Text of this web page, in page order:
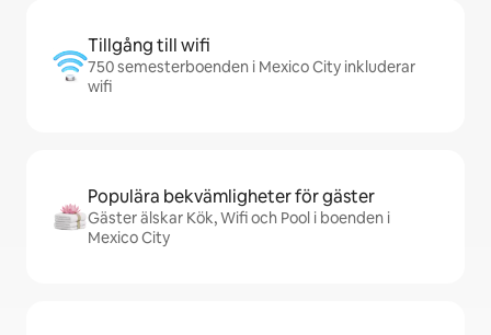
Tillgång till wifi
750 semesterboenden i Mexico City inkluderar
wifi
Populära bekvämligheter för gäster
Gäster älskar Kök, Wifi och Pool i boenden i
Mexico City